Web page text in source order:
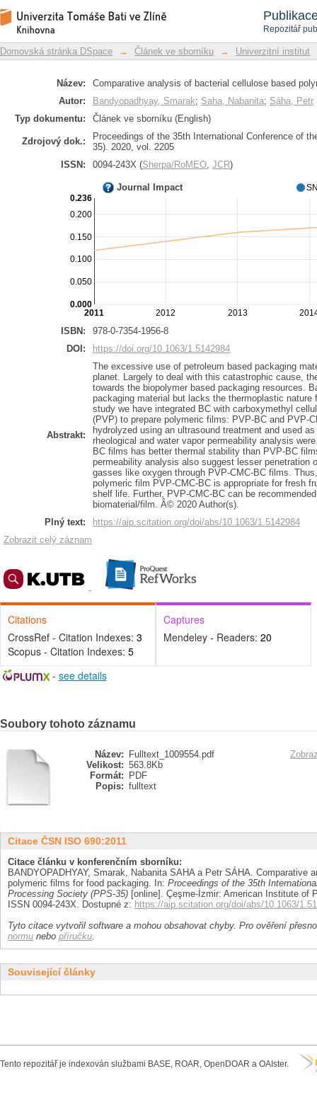
Repozitář
Comparative analysis of bacterial
packaging
Repozitář DSpace/Manakin
Domovská stránka DSpace → Článek ve sborníku → Univerzitní institut
Název:
Comparative analysis of bacterial cellulose based
Autor:
Bandyopadhyay, Smarak; Saha, Nabanita; Sáha, Petr
Typ dokumentu:
Článek ve sborníku (English)
Zdrojový dok.:
Proceedings of the 35th International Conference of
35). 2020, vol. 2205
ISSN:
0094-243X (Sherpa/RoMEO, JCR)
Journal Impact
2012 2013
2011
0.050
0.100
0.150
0.200
0.000
0.236
ISBN:
978-0-7354-1956-8
DOI:
https://doi.org/10.1063/1.5142984
Abstrakt:
The excessive use of petroleum based packaging
planet. Largely to deal with this catastrophic cause,
towards the biopolymer based packaging resources.
packaging material but lacks the thermoplastic nature
study we have integrated BC with carboxymethyl
(PVP) to prepare polymeric films: PVP-BC and PVP-
hydrolyzed using an ultrasound treatment and used
rheological and water vapor permeability analysis
BC films has better thermal stability than PVP-BC
permeability analysis also suggest lesser penetration
gasses like oxygen through PVP-CMC-BC films.
polymeric film PVP-CMC-BC is appropriate for fresh
shelf life. Further, PVP-CMC-BC can be
biomaterial/film. Â© 2020 Author(s).
Plný text:
https://aip.scitation.org/doi/abs/10.1063/1.5142984
Zobrazit celý záznam
Citations
CrossRef - Citation Indexes: 3
Scopus - Citation Indexes: 5
Captures
Mendeley - Readers: 20
- see details
Soubory tohoto záznamu
Název:
Fulltext_1009554.pdf
Velikost: 563.8Kb
Formát:
PDF
Popis: fulltext
Citace ČSN ISO 690:2011
Citace článku v konferenčním sborníku:
BANDYOPADHYAY, Smarak, Nabanita SAHA a Petr SÁHA. Comparative
polymeric films for food packaging. In: Proceedings of the 35th
Processing Society (PPS-35) [online]. Çeşme-İzmir: American Institute of
ISSN 0094-243X. Dostupné z: https://aip.scitation.org/doi/abs/10.1063/
Tyto citace vytvořil software a mohou obsahovat chyby. Pro ověření
normu nebo příručku.
Související články
Tento repozitář je indexován službami BASE, ROAR, OpenDOAR a OAIster.